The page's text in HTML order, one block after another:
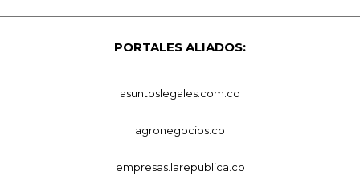
PORTALES ALIADOS:
asuntoslegales.com.co
agronegocios.co
empresas.larepublica.co